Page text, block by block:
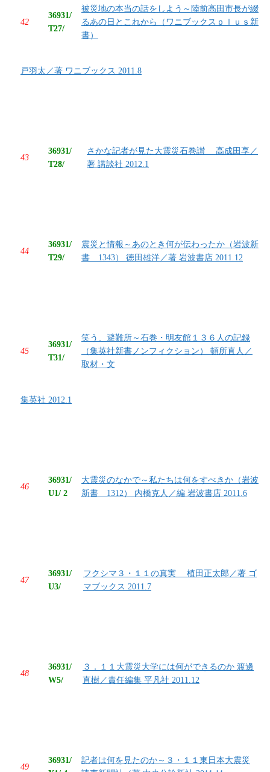
42
36931/
T27/
被災地の本当の話をしよう～陸前高田市長が綴
るあの日とこれから（ワニブックスｐｌｕｓ新
書）
戸羽太／著 ワニブックス 2011.8
43
36931/
T28/
さかな記者が見た大震災石巻讃 高成田享／
著 講談社 2012.1
44
36931/
T29/
震災と情報～あのとき何が伝わったか（岩波新
書 1343） 徳田雄洋／著 岩波書店 2011.12
45
36931/
T31/
笑う、避難所～石巻・明友館１３６人の記録
（集英社新書ノンフィクション） 頓所直人／
取材・文
集英社 2012.1
46
36931/
U1/ 2
大震災のなかで～私たちは何をすべきか（岩波
新書 1312） 内橋克人／編 岩波書店 2011.6
47
36931/
U3/
フクシマ３・１１の真実 植田正太郎／著 ゴ
マブックス 2011.7
48
36931/
W5/
３．１１大震災大学には何ができるのか 渡邊
直樹／責任編集 平凡社 2011.12
49
36931/
記者は何を見たのか～３・１１東日本大震災